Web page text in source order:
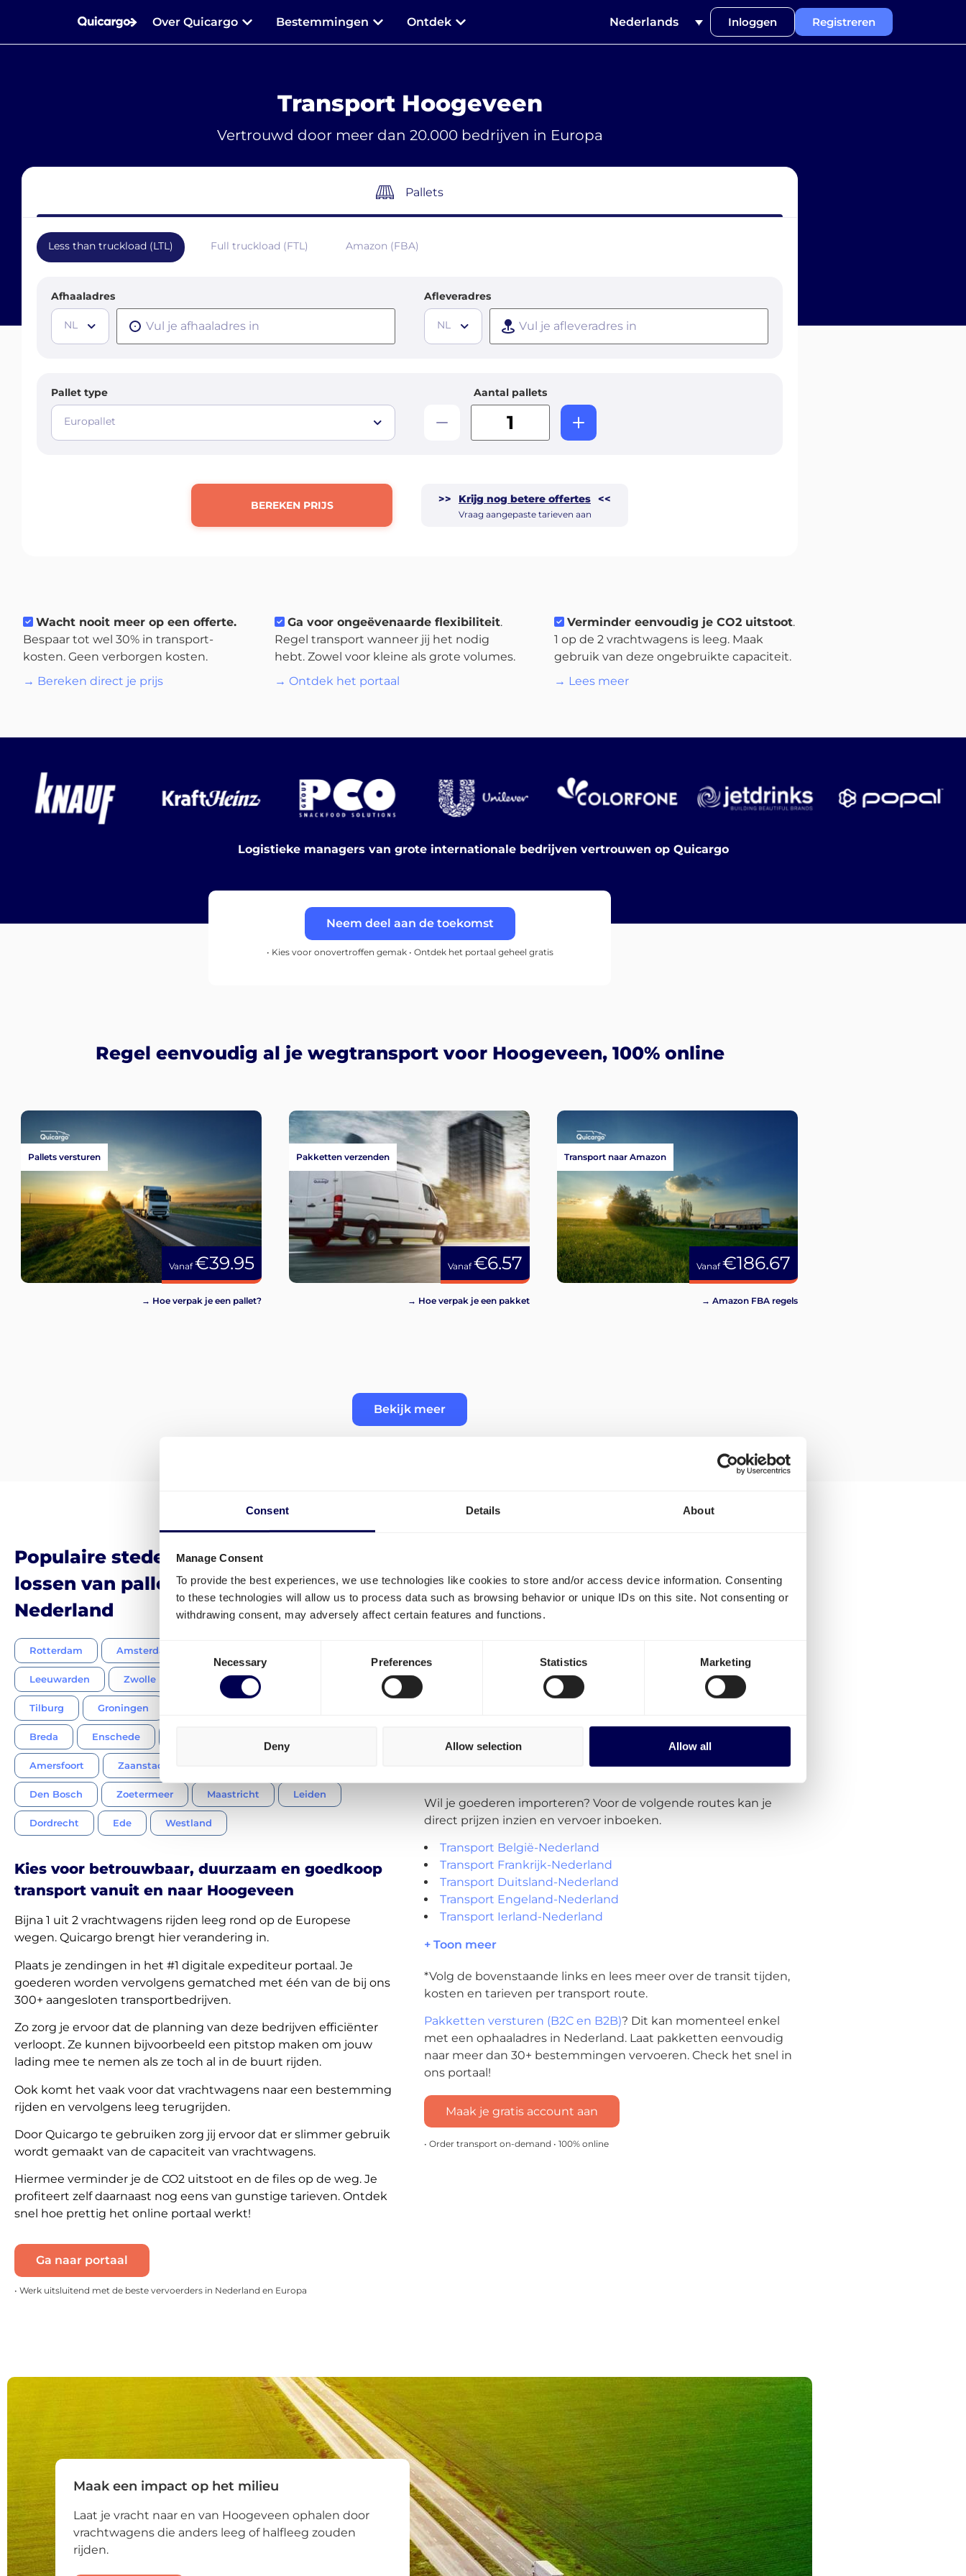
Consent Details About
Manage Consent
To provide the best experiences, we use technologies like cookies to store and/or access device information. Consenting
to these technologies will allow us to process data such as browsing behavior or unique IDs on this site. Not consenting or
withdrawing consent, may adversely affect certain features and functions.
Selection
Necessary Preferences Statistics Marketing
Deny Allow selection Allow all
Over Quicargo Bestemmingen Ontdek Nederlands Inloggen Registreren
Transport Hoogeveen
Vertrouwd door meer dan 20.000 bedrijven in Europa
Pallets
Less than truckload (LTL) Full truckload (FTL) Amazon (FBA)
Afhaaladres
NL
Afleveradres
NL
Pallet type
Europallet
Aantal pallets
BEREKEN PRIJS >> Krijg nog betere offertes <<
Vraag aangepaste tarieven aan
Wacht nooit meer op een offerte.
Bespaar tot wel 30% in transport-
kosten. Geen verborgen kosten.
→ Bereken direct je prijs
Ga voor ongeëvenaarde flexibiliteit.
Regel transport wanneer jij het nodig
hebt. Zowel voor kleine als grote volumes.
→ Ontdek het portaal
Verminder eenvoudig je CO2 uitstoot.
1 op de 2 vrachtwagens is leeg. Maak
gebruik van deze ongebruikte capaciteit.
→ Lees meer
Logistieke managers van grote internationale bedrijven vertrouwen op Quicargo
Neem deel aan de toekomst
• Kies voor onovertroffen gemak • Ontdek het portaal geheel gratis
Regel eenvoudig al je wegtransport voor Hoogeveen, 100% online
Vanaf€39.95
Pallets versturen
→ Hoe verpak je een pallet?
Vanaf€6.57
Pakketten verzenden
→ Hoe verpak je een pakket
Vanaf€186.67
Transport naar Amazon
→ Amazon FBA regels
Bekijk meer
Populaire steden voor het laden en
lossen van pallets en pakketten in
Nederland
Rotterdam Amsterdam
Leeuwarden Zwolle Emmen
Tilburg Groningen
Breda Enschede
Amersfoort Zaanstad
Den Bosch Zoetermeer Maastricht Leiden
Dordrecht Ede Westland
Kies voor betrouwbaar, duurzaam en goedkoop
transport vanuit en naar Hoogeveen
Bijna 1 uit 2 vrachtwagens rijden leeg rond op de Europese
wegen. Quicargo brengt hier verandering in.
Plaats je zendingen in het #1 digitale expediteur portaal. Je
goederen worden vervolgens gematched met één van de bij ons
300+ aangesloten transportbedrijven.
Zo zorg je ervoor dat de planning van deze bedrijven efficiënter
verloopt. Ze kunnen bijvoorbeeld een pitstop maken om jouw
lading mee te nemen als ze toch al in de buurt rijden.
Ook komt het vaak voor dat vrachtwagens naar een bestemming
rijden en vervolgens leeg terugrijden.
Door Quicargo te gebruiken zorg jij ervoor dat er slimmer gebruik
wordt gemaakt van de capaciteit van vrachtwagens.
Hiermee verminder je de CO2 uitstoot en de files op de weg. Je
profiteert zelf daarnaast nog eens van gunstige tarieven. Ontdek
snel hoe prettig het online portaal werkt!
Ga naar portaal
• Werk uitsluitend met de beste vervoerders in Nederland en Europa
Hoogeveen?
Wil je pallets laten vervoeren? Dan kan je naast transport binnen
Transport Nederland-België
Transport Nederland-Frankrijk
Transport Nederland-Engeland
Transport Nederland-Ierland
Wil je goederen importeren? Voor de volgende routes kan je
direct prijzen inzien en vervoer inboeken.
Transport België-Nederland
Transport Frankrijk-Nederland
Transport Duitsland-Nederland
Transport Engeland-Nederland
Transport Ierland-Nederland
+ Toon meer
*Volg de bovenstaande links en lees meer over de transit tijden,
kosten en tarieven per transport route.
Pakketten versturen (B2C en B2B)? Dit kan momenteel enkel
met een ophaaladres in Nederland. Laat pakketten eenvoudig
naar meer dan 30+ bestemmingen vervoeren. Check het snel in
ons portaal!
Maak je gratis account aan
• Order transport on-demand • 100% online
Maak een impact op het milieu
Laat je vracht naar en van Hoogeveen ophalen door
vrachtwagens die anders leeg of halfleeg zouden
rijden.